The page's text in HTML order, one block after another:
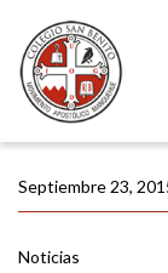
Septiembre 23,
Noticias